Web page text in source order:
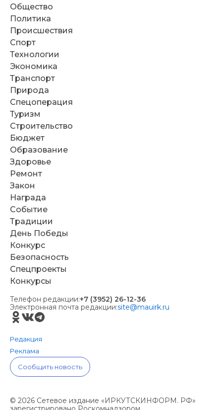
Общество
Политика
Происшествия
Спорт
Технологии
Экономика
Транспорт
Природа
Спецоперация
Туризм
Строительство
Бюджет
Образование
Здоровье
Ремонт
Закон
Награда
Событие
Традиции
День Победы
Конкурс
Безопасность
Спецпроекты
Конкурсы
Телефон редакции:+7 (3952) 26-12-36
Электронная почта редакции:site@mauirk.ru
Редакция
Реклама
Сообщить новость
© 2026 Сетевое издание «ИРКУТСКИНФОРМ. РФ»